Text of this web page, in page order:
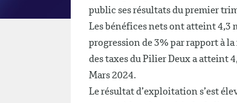
public ses résultats du premier
Les bénéfices nets ont atteint 4,3
progression de 3% par rapport à
des taxes du Pilier Deux a atteint
Mars 2024.
Le résultat d’exploitation s’est